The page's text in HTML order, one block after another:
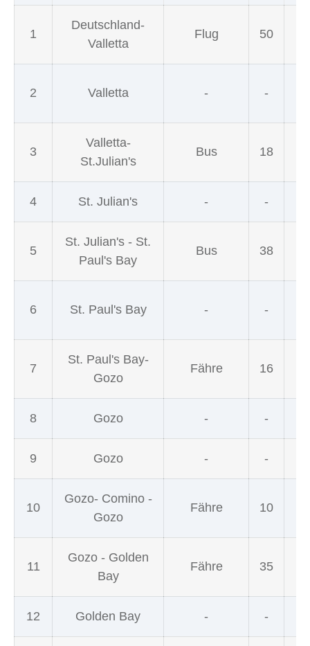
1
Deutschland-
Valletta
Flug 50
2 Valletta - -
3
Valletta-
St.Julian's
Bus 18
4 St. Julian's - -
5
St. Julian's - St.
Paul's Bay
Bus 38
6 St. Paul's Bay - -
7
St. Paul's Bay-
Gozo
Fähre 16
8 Gozo - -
9 Gozo - -
10
Gozo- Comino -
Gozo
Fähre 10
11
Gozo - Golden
Bay
Fähre 35
12 Golden Bay - -